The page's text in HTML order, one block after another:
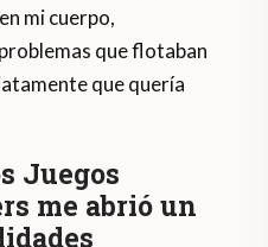
mi cuerpo,
que flotaban
que quería
Juegos
me abrió un